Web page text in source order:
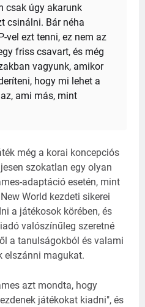
csak úgy akarunk
csinálni. Bár néha
vel ezt tenni, ez nem az
friss csavart, és még
vagyunk, amikor
hogy mi lehet a
ami más, mint
még a korai koncepciós
szokatlan egy olyan
adaptáció esetén, mint
World kezdeti sikerei
a játékosok körében, és
valószínűleg szeretné
a tanulságokból és valami
elszánni magukat.
azt mondta, hogy
játékokat kiadni", és